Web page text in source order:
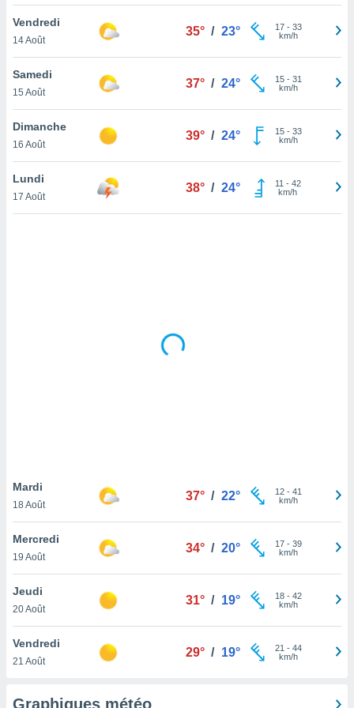
votre
à
en
le
notre
que
et que
Vendredi
14 Août
35° / 23° 17- 33
km/h
Samedi
15 Août
37° / 24° 15- 31
km/h
Dimanche
16 Août
39° / 24° 15- 33
km/h
Lundi
17 Août
38° / 24° 11 - 42
km/h
Mardi
18 Août
37° / 22° 12- 41
km/h
Mercredi
19 Août
34° / 20° 17- 39
km/h
Jeudi
20 Août
31° / 19° 18- 42
km/h
Vendredi
21 Août
29° / 19° 21 - 44
km/h
Graphiques météo